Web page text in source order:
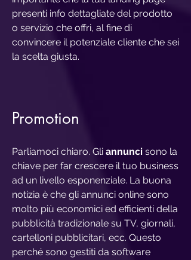
presenti info dettagliate del prodotto
o servizio che offri, al fine di
convincere il potenziale cliente che sei
la scelta giusta.
Promotion
Parliamoci chiaro. Gli annunci sono la
chiave per far crescere il tuo business
ad un livello esponenziale. La buona
notizia è che gli annunci online sono
molto più economici ed efficienti della
pubblicità tradizionale su TV, giornali,
cartelloni pubblicitari, ecc. Questo
perché sono gestiti da software